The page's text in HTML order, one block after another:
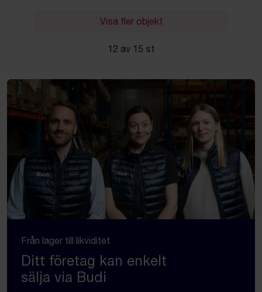
Visa fler objekt
12 av 15 st
Från lager till likviditet
Ditt företag kan enkelt
sälja via Budi